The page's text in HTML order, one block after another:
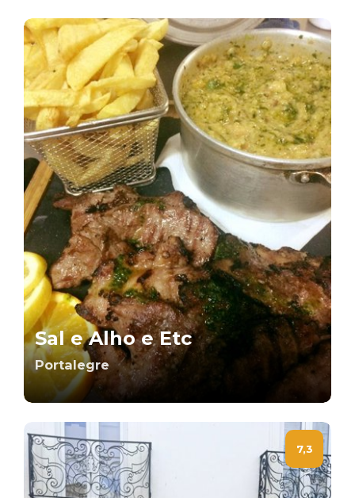
Sal e Alho e Etc
Portalegre
7,3